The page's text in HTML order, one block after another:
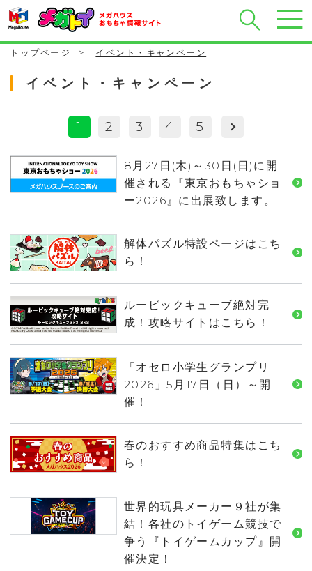
トップページ > イベント・キャンペーン
イベント・キャンペーン
1 2 3 4 5
8月27日(木)～30日(日)に開
催される『東京おもちゃショ
ー2026』に出展致します。
解体パズル特設ページはこち
ら！
ルービックキューブ絶対完
成！攻略サイトはこちら！
「オセロ小学生グランプリ
2026」5月17日（日）～開
催！
春のおすすめ商品特集はこち
ら！
世界的玩具メーカー９社が集
結！各社のトイゲーム競技で
争う『トイゲームカップ』開
催決定！